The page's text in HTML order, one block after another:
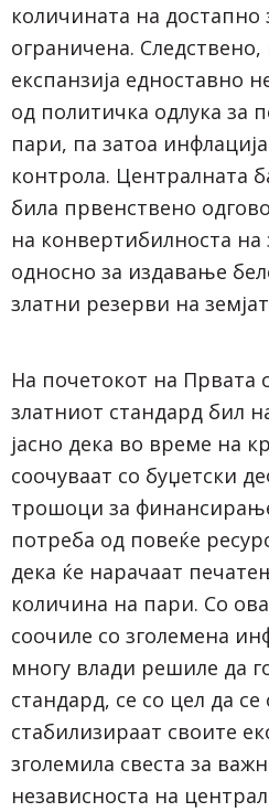
количината на достапно
ограничена.
експанзија едноставно
од политичка одлука за
пари, па затоа
контрола. Централната
била првенствено
на конвертибилноста на
односно за издавање
златни резерви на
На почетокот на Првата
златниот стандард бил
јасно дека во време на
соочуваат со буџетски
трошоци за
потреба од повеќе
дека ќе нарачаат
количина на пари. Со
соочиле со зголемена
многу влади решиле да
стандард, се со цел да
стабилизираат своите
зголемила свеста за
независноста на